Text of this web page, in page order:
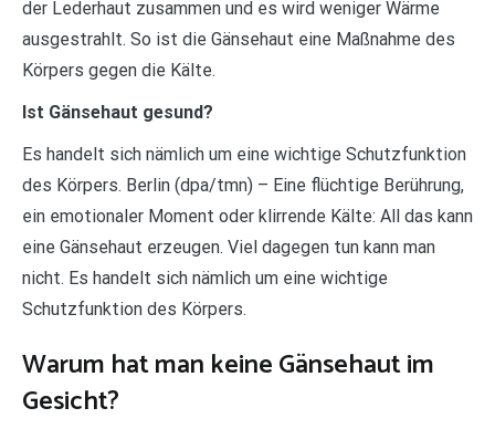
der Lederhaut zusammen und es wird weniger Wärme
ausgestrahlt. So ist die Gänsehaut eine Maßnahme des
Körpers gegen die Kälte.
Ist Gänsehaut gesund?
Es handelt sich nämlich um eine wichtige Schutzfunktion
des Körpers. Berlin (dpa/tmn) – Eine flüchtige Berührung,
ein emotionaler Moment oder klirrende Kälte: All das kann
eine Gänsehaut erzeugen. Viel dagegen tun kann man
nicht. Es handelt sich nämlich um eine wichtige
Schutzfunktion des Körpers.
Warum hat man keine Gänsehaut im
Gesicht?